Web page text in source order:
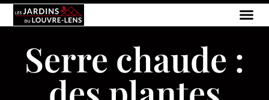
Serre chaude :